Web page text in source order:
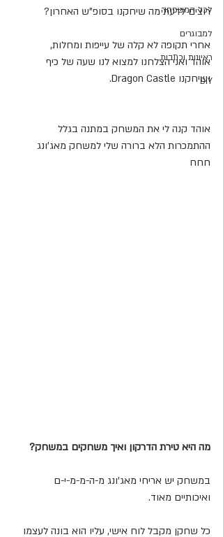
לכל המשפחה
למבוגרים
ראיונות וכתבות
DIY
רוצים לדעת מה שיחקנו בסופ"ש האחרון?
אחרי תקופה לא קלה של עייפות ומחלות,
אוהד ואני הצלחנו למצוא לנו שעה של כיף
ושיחקנו Dragon Castle.
אוהד קנה לי את המשחק במתנה בגלל
ההתמכרות הלא ברורה שלי למשחק מאג'ונג
חחח
מה היא טירת הדרקון ואיך משחקים במשחק?
במשחק יש אריחי מאג'ונג מ-ה-מ-מ-י-ם
ואיכותיים מאוד.
כל שחקן מקבל לוח אישי, עליו הוא בונה לעצמו